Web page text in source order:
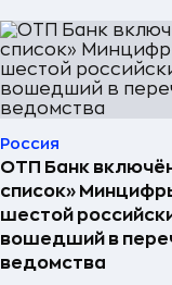
Россия
ОТП Банк
список»
шестой
вошедший в
ведомства